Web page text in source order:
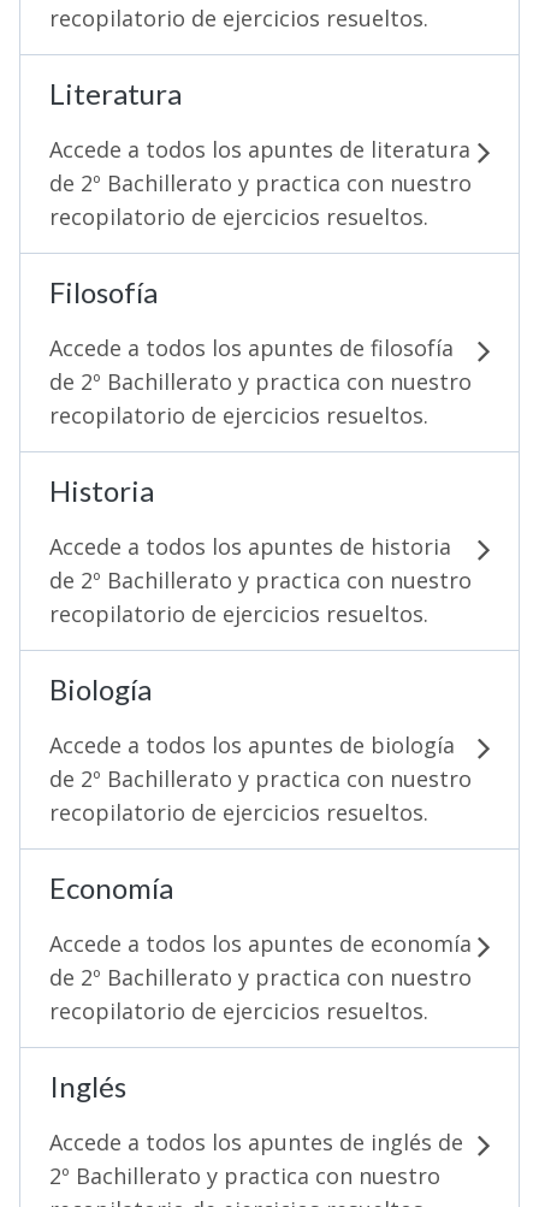
recopilatorio de ejercicios resueltos.
Literatura
Accede a todos los apuntes de literatura
de 2º Bachillerato y practica con nuestro
recopilatorio de ejercicios resueltos.
Filosofía
Accede a todos los apuntes de filosofía
de 2º Bachillerato y practica con nuestro
recopilatorio de ejercicios resueltos.
Historia
Accede a todos los apuntes de historia
de 2º Bachillerato y practica con nuestro
recopilatorio de ejercicios resueltos.
Biología
Accede a todos los apuntes de biología
de 2º Bachillerato y practica con nuestro
recopilatorio de ejercicios resueltos.
Economía
Accede a todos los apuntes de economía
de 2º Bachillerato y practica con nuestro
recopilatorio de ejercicios resueltos.
Inglés
Accede a todos los apuntes de inglés de
2º Bachillerato y practica con nuestro